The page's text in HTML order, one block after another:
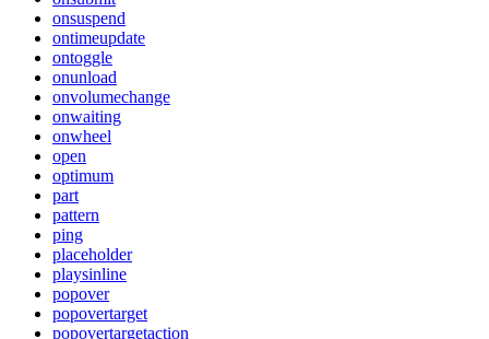
onsuspend
ontimeupdate
ontoggle
onunload
onvolumechange
onwaiting
onwheel
open
optimum
part
pattern
ping
placeholder
playsinline
popover
popovertarget
popovertargetaction